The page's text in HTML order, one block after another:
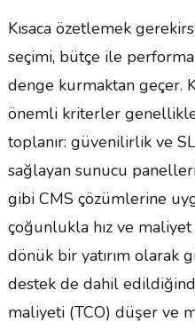
Kısaca özetlemek
seçimi, bütçe ile
denge kurmaktan geçer.
önemli kriterler genellikle
toplanır: güvenilirlik ve
sağlayan sunucu
gibi CMS çözümlerine
çoğunlukla hız ve maliyet
dönük bir yatırım olarak
destek de dahil
maliyeti (TCO) düşer ve